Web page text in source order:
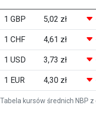
Tabela kursów średnich NBP
1 GBP 5,02 zł
1 CHF 4,61 zł
1 USD 3,73 zł
1 EUR 4,30 zł